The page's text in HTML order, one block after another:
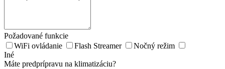
Požadované funkcie
WiFi ovládanie
Flash Streamer
Nočný režim
Iné
Máte predprípravu na klimatizáciu?